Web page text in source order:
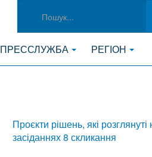
ПРЕССЛУЖБА РЕГІОН
Проєкти рішень, які розглянуті
засіданнях 8 скликання